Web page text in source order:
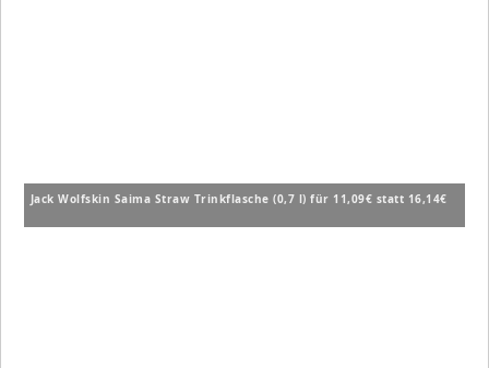
Jack Wolfskin Saima Straw Trinkflasche (0,7 l) für 11,09€ statt 16,14€